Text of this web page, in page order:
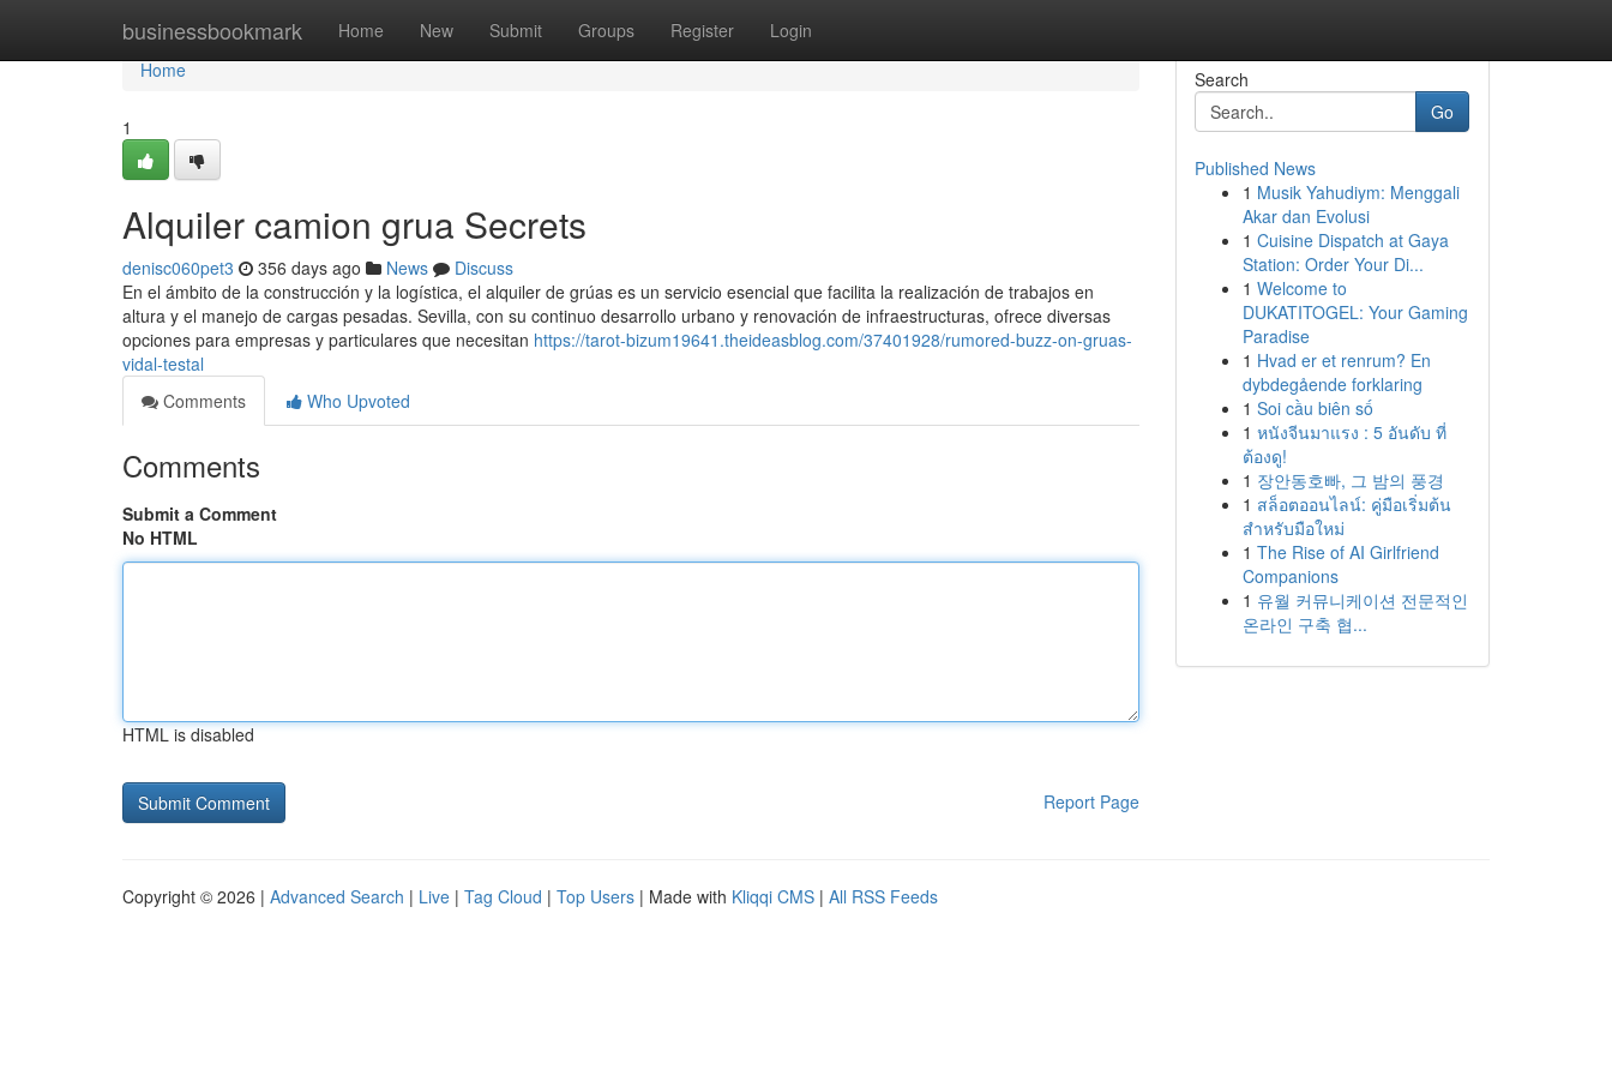
businessbookmark Home New Submit Groups Register Login
Home
Home
1
Alquiler camion grua Secrets
denisc060pet3 356 days ago News
Discuss
En el ámbito de la construcción y la logística, el alquiler de grúas es un servicio esencial que facilita la realización de trabajos en
altura y el manejo de cargas pesadas. Sevilla, con su continuo desarrollo urbano y renovación de infraestructuras, ofrece diversas
opciones para empresas y particulares que necesitan https://tarot-bizum19641.theideasblog.com/37401928/rumored-buzz-on-gruas-
vidal-testal
Comments
Who Upvoted
Comments
Submit a Comment
No HTML
HTML is disabled
Report Page
Search
Go
Published News
1 Musik Yahudiym: Menggali
Akar dan Evolusi
1 Cuisine Dispatch at Gaya
Station: Order Your Di...
1 Welcome to
DUKATITOGEL: Your Gaming
Paradise
1 Hvad er et renrum? En
dybdegående forklaring
1 Soi cầu biên số
1 หนังจีนมาแรง : 5 อันดับ ที่
ต้องดู!
1 장안동호빠, 그 밤의 풍경
1 สล็อตออนไลน์: คู่มือเริ่มต้น
สำหรับมือใหม่
1 The Rise of AI Girlfriend
Companions
1 유월 커뮤니케이션 전문적인
온라인 구축 협...
Copyright © 2026 | Advanced Search | Live | Tag Cloud | Top Users | Made with Kliqqi CMS | All RSS Feeds